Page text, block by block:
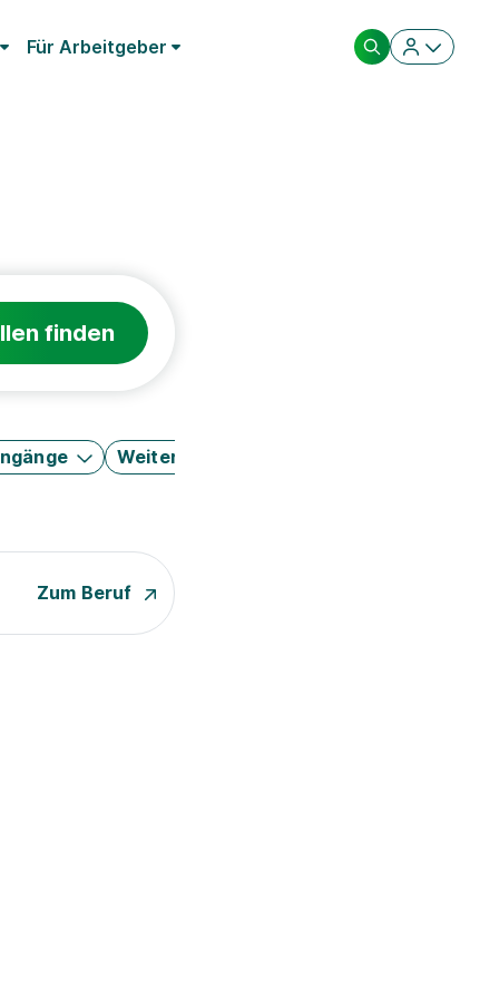
Für Arbeitgeber
finden
Weitere Filter
Zum Beruf